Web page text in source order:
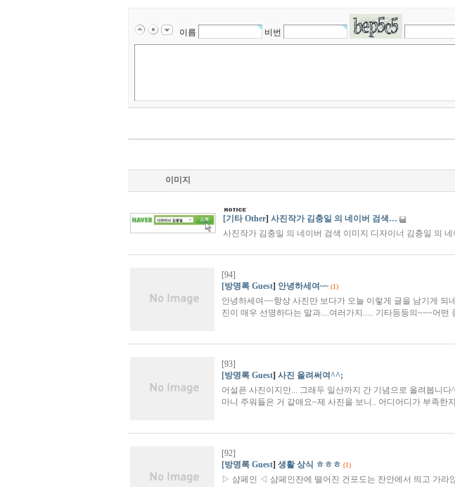
이름 비번
이미지
[기타 Other] 사진작가 김충일 의 네이버 검색…
사진작가 김충일 의 네이버 검색 이미지 디자이너 김충일 의
[94]
[방명록 Guest] 안녕하세여~~ (1)
안녕하세여~~항상 사진만 보다가 오늘 이렇게 글을 남기게
진이 매우 선명하다는 말과....여러가지..... 기타등등의~~~어
[93]
[방명록 Guest] 사진 올려써여^^;
어설픈 사진이지만... 그래두 일산까지 간 기념으로 올려봅니
마니 주워들은 거 같애요~제 사진을 보니.. 어디어디가 부족한
[92]
[방명록 Guest] 생활 상식 ㅎㅎㅎ (1)
▷ 샴페인 ◁ 샴페인잔에 떨어진 건포도는 잔안에서 띄고 가